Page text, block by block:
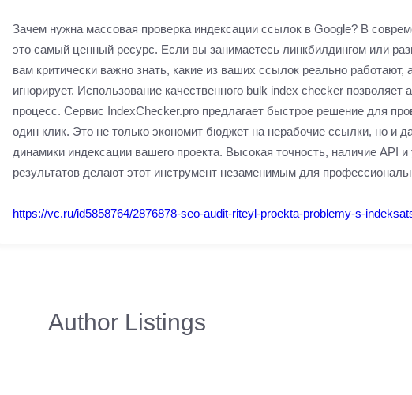
Зачем нужна массовая проверка индексации ссылок в Google? В
это самый ценный ресурс. Если вы занимаетесь линкбилдингом или
вам критически важно знать, какие из ваших ссылок реально работают,
игнорирует. Использование качественного bulk index checker позволяет
процесс. Сервис IndexChecker.pro предлагает быстрое решение для
один клик. Это не только экономит бюджет на нерабочие ссылки, но и
динамики индексации вашего проекта. Высокая точность, наличие API
результатов делают этот инструмент незаменимым для
https://vc.ru/id5858764/2876878-seo-audit-riteyl-proekta-problemy-s-
Author Listings